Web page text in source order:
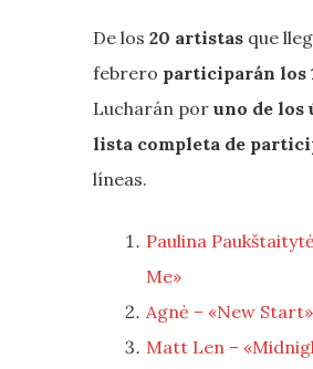
De los 20 artistas que
febrero participarán los
Lucharán por uno de
lista completa de
líneas.
Paulina
Me»
Agnė – «New Start»
Matt Len –